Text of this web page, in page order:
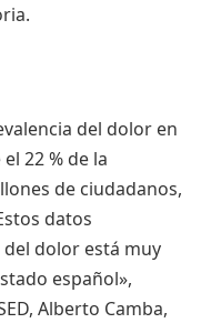
del dolor en
22 % de la
de ciudadanos,
datos
dolor está muy
español»,
Alberto Camba,